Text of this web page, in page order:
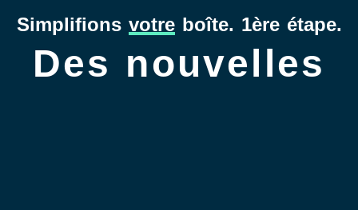
Simplifions votreboîte. 1ère étape.
Des nouvelles